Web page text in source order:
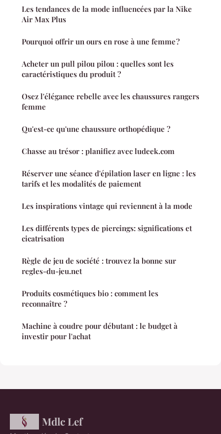
Les tendances de la mode influencées par la Nike
Air Max Plus
Pourquoi offrir un ours en rose à une femme ?
Acheter un pull pilou pilou : quelles sont les
caractéristiques du produit ?
Osez l'élégance rebelle avec les chaussures rangers
femme
Qu'est-ce qu'une chaussure orthopédique ?
Chasse au trésor : planifiez avec ludeek.com
Réserver une séance d'épilation laser en ligne : les
tarifs et les modalités de paiement
Les inspirations vintage qui reviennent à la mode
Les différents types de piercings: significations et
cicatrisation
Règle de jeu de société : trouvez la bonne sur
regles-du-jeu.net
Produits cosmétiques bio : comment les
reconnaître ?
Machine à coudre pour débutant : le budget à
investir pour l'achat
Mdlc Lef